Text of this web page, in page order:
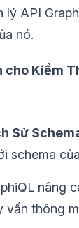
lý API
nó.
cho Kiểm
Sử
schema
nâng
vấn thông